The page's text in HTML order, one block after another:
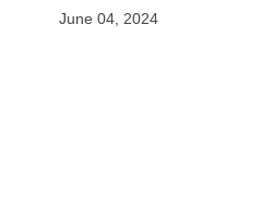
June 04, 2024